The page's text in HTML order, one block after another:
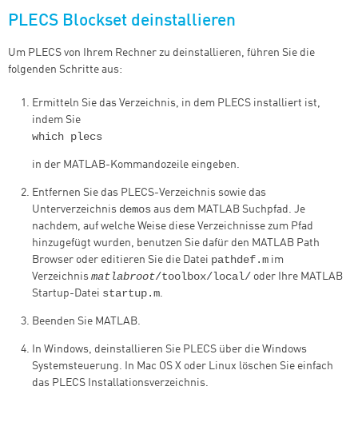
PLECS Blockset deinstallieren
Um PLECS von Ihrem Rechner zu deinstallieren, führen Sie die
folgenden Schritte aus:
Ermitteln Sie das Verzeichnis, in dem PLECS installiert ist,
indem Sie
which plecs
in der MATLAB-Kommandozeile eingeben.
Entfernen Sie das PLECS-Verzeichnis sowie das
Unterverzeichnis demos aus dem MATLAB Suchpfad. Je
nachdem, auf welche Weise diese Verzeichnisse zum Pfad
hinzugefügt wurden, benutzen Sie dafür den MATLAB Path
Browser oder editieren Sie die Datei pathdef.m im
Verzeichnis matlabroot/toolbox/local/ oder Ihre MATLAB
Startup-Datei startup.m.
Beenden Sie MATLAB.
In Windows, deinstallieren Sie PLECS über die Windows
Systemsteuerung. In Mac OS X oder Linux löschen Sie einfach
das PLECS Installationsverzeichnis.